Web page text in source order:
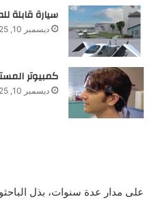
سيارة قابلة
ديسمبر 10, 2025
كمبيوتر
ديسمبر 10, 2025
على مدار عدة سنوات، بذل